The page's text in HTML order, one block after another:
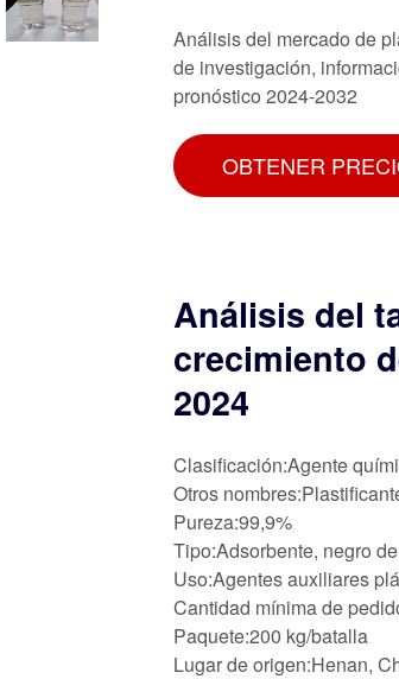
Análisis del mercado de
de investigación,
pronóstico 2024-2032
OBTENER
Análisis del
crecimiento
2024
Clasificación:Agente
Otros
Pureza:99,9%
Tipo:Adsorbente, negro
Uso:Agentes auxiliares
Cantidad mínima de
Paquete:200 kg/batalla
Lugar de origen:Henan,